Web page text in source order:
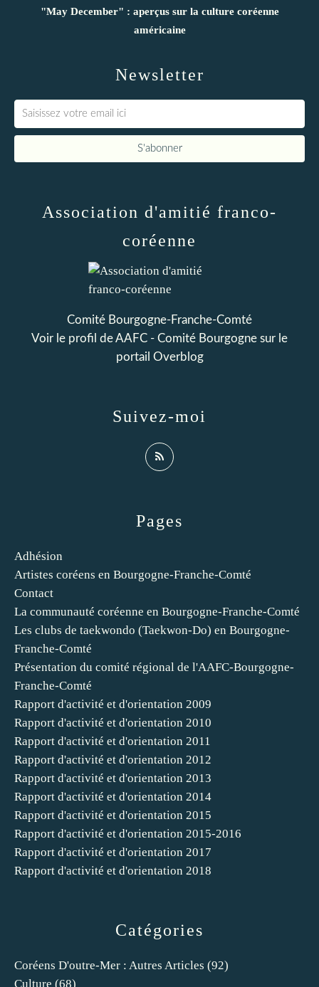
"May December" : aperçus sur la culture coréenne
américaine
Newsletter
Catégories
Coréens D'outre-Mer : Autres Articles (92)
Culture (68)
Pages
Adhésion
Artistes coréens en Bourgogne-Franche-Comté
Contact
La communauté coréenne en Bourgogne-Franche-Comté
Les clubs de taekwondo (Taekwon-Do) en Bourgogne-
Franche-Comté
Présentation du comité régional de l'AAFC-Bourgogne-
Franche-Comté
Rapport d'activité et d'orientation 2009
Rapport d'activité et d'orientation 2010
Rapport d'activité et d'orientation 2011
Rapport d'activité et d'orientation 2012
Rapport d'activité et d'orientation 2013
Rapport d'activité et d'orientation 2014
Rapport d'activité et d'orientation 2015
Rapport d'activité et d'orientation 2015-2016
Rapport d'activité et d'orientation 2017
Rapport d'activité et d'orientation 2018
Association d'amitié franco-
coréenne
Comité Bourgogne-Franche-Comté
Voir le profil deAAFC - Comité Bourgogne sur le
portail Overblog
Suivez-moi